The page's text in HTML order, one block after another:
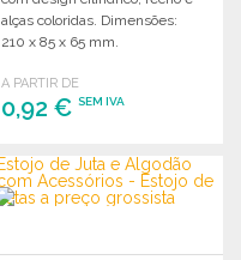
alças coloridas. Dimensões:
210 x 85 x 65 mm.
A PARTIR DE
0,92 €SEM IVA
ENCOMENDAR
Solicitar um orçamento